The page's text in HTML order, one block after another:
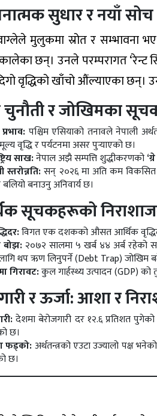
सुधार र नयाँ सोच
वाग्लेले मुलुकमा स्रोत र
छन्। उनले परम्परागत ‘रेन्ट
वृद्धिको खाँचो औंल्याएका छन्।
चुनौती र जोखिमका
पश्चिम एसियाको तनावले नेपाली
वृद्धि र पर्यटनमा असर पुर्‍याएको छ।
साख:नेपाल अझै सम्पत्ति शुद्धीकरणको
स्तरोन्नति:सन् २०२६ मा अति कम विकसित
बलियो बनाउनु अनिवार्य छ।
सूचकहरूको
विगत एक दशकको औसत आर्थिक वृद्धिदर
२०७२ सालमा ५ खर्ब ४४ अर्ब रहेको
थप ऋण लिनुपर्ने (Debt Trap) जोखिम
गिरावट:कुल गार्हस्थ्य उत्पादन (GDP) को
र ऊर्जा: आशा र
देशमा बेरोजगारी दर १२.६ प्रतिशत
छ।
फड्को:अर्थतन्त्रको एउटा उज्यालो पक्ष
छ।